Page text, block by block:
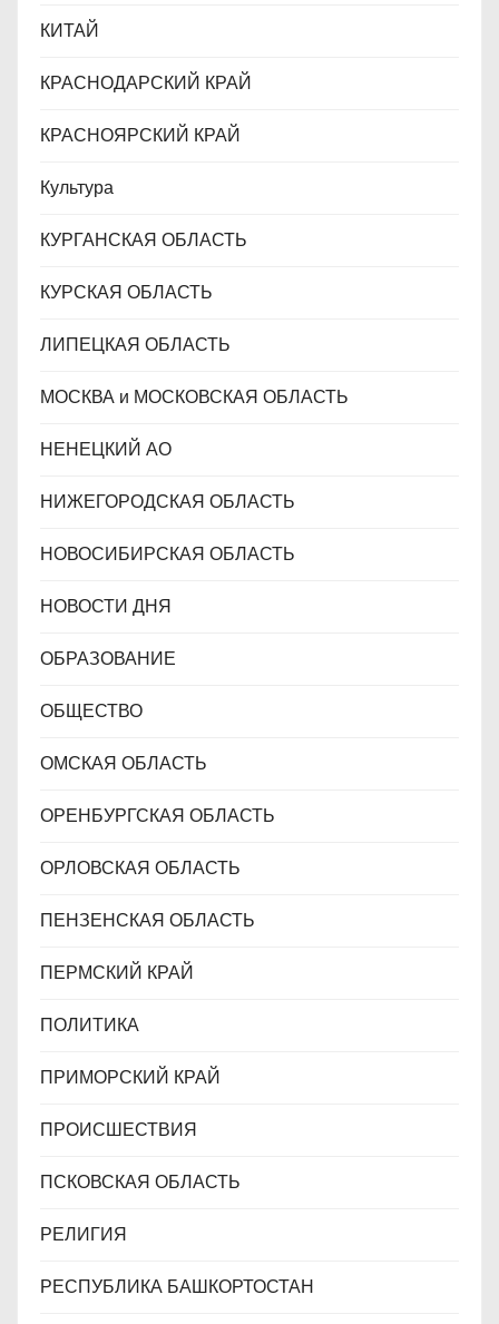
КИТАЙ
КРАСНОДАРСКИЙ КРАЙ
КРАСНОЯРСКИЙ КРАЙ
Культура
КУРГАНСКАЯ ОБЛАСТЬ
КУРСКАЯ ОБЛАСТЬ
ЛИПЕЦКАЯ ОБЛАСТЬ
МОСКВА и МОСКОВСКАЯ ОБЛАСТЬ
НЕНЕЦКИЙ АО
НИЖЕГОРОДСКАЯ ОБЛАСТЬ
НОВОСИБИРСКАЯ ОБЛАСТЬ
НОВОСТИ ДНЯ
ОБРАЗОВАНИЕ
ОБЩЕСТВО
ОМСКАЯ ОБЛАСТЬ
ОРЕНБУРГСКАЯ ОБЛАСТЬ
ОРЛОВСКАЯ ОБЛАСТЬ
ПЕНЗЕНСКАЯ ОБЛАСТЬ
ПЕРМСКИЙ КРАЙ
ПОЛИТИКА
ПРИМОРСКИЙ КРАЙ
ПРОИСШЕСТВИЯ
ПСКОВСКАЯ ОБЛАСТЬ
РЕЛИГИЯ
РЕСПУБЛИКА БАШКОРТОСТАН